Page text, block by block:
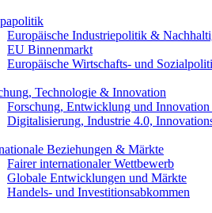
Europäische Industriepolitik &
EU Binnenmarkt
Europäische Wirtschafts- und
Technologie & Innovation
Forschung, Entwicklung und
Digitalisierung, Industrie 4.0,
Beziehungen & Märkte
Fairer internationaler Wettbewerb
Globale Entwicklungen und Märkte
Handels- und Investitionsabkommen